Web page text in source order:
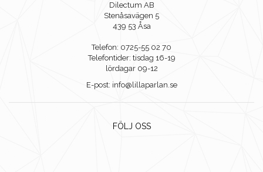
Dilectum AB
Stenåsavägen 5
439 53 Åsa
Telefon: 0725-55 02 70
Telefontider: tisdag 16-19
lördagar 09-12
E-post: info@lillaparlan.se
FÖLJ OSS